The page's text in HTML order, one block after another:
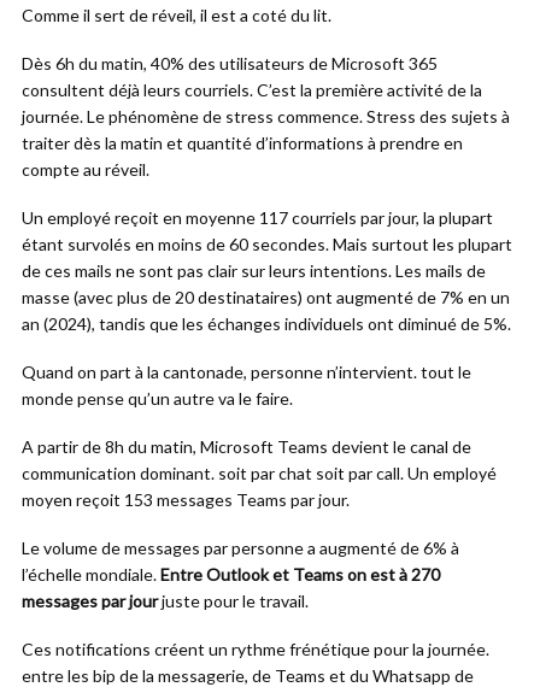
Comme il sert de réveil, il est a coté du lit.
Dès 6h du matin, 40% des utilisateurs de Microsoft 365
consultent déjà leurs courriels. C’est la première activité de la
journée. Le phénomène de stress commence. Stress des sujets à
traiter dès la matin et quantité d’informations à prendre en
compte au réveil.
Un employé reçoit en moyenne 117 courriels par jour, la plupart
étant survolés en moins de 60 secondes. Mais surtout les plupart
de ces mails ne sont pas clair sur leurs intentions. Les mails de
masse (avec plus de 20 destinataires) ont augmenté de 7% en un
an (2024), tandis que les échanges individuels ont diminué de 5%.
Quand on part à la cantonade, personne n’intervient. tout le
monde pense qu’un autre va le faire.
A partir de 8h du matin, Microsoft Teams devient le canal de
communication dominant. soit par chat soit par call. Un employé
moyen reçoit 153 messages Teams par jour.
Le volume de messages par personne a augmenté de 6% à
l’échelle mondiale.Entre Outlook et Teams on est à 270
messages par jourjuste pour le travail.
Ces notifications créent un rythme frénétique pour la journée.
entre les bip de la messagerie, de Teams et du Whatsapp de